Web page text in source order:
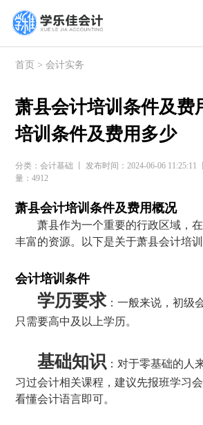
首页 >会计实务
萧县会计培训条件及费
培训条件及费用多少
分类：会计基础 丨 发布时间：2024-06-06 11:25:11
量：4912
萧县会计培训条件及费用概况
萧县作为一个重要的行政区域，
丰富的资源。以下是关于萧县会计培
会计培训条件
学历要求：一般来说，初级
只需要高中及以上学历。
基础知识 ：对于零基础的人
习过会计相关课程，建议先报班学习
看懂会计语言即可。